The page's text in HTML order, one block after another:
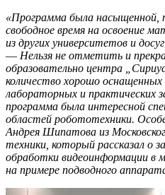
«Программа была насыщенной,
свободное время на освоение
из других университетов и досуг
— Нельзя не отметить и
образовательно центра
количество хорошо оснащенных
лабораторных и практических
программа была интересной
областей робототехники.
Андрея Шипатова из
техники, который рассказал о
обработки видеоинформации в
на примере подводного